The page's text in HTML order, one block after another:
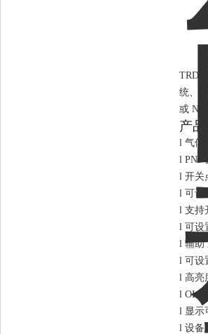
统、
或
产品
l 气体
l PNP
l 开关
l 可设
l 支持
l 可设
l 辅助
l 可设
l 高亮
l
l 显示
l 设备